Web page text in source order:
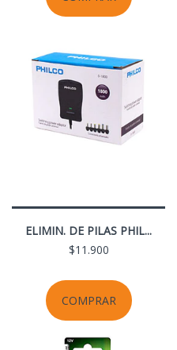
ELIMIN. DE PILAS PHIL...
$11.900
COMPRAR